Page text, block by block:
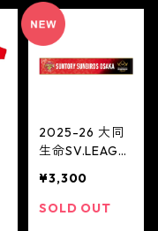
2025-26 大同
生命SV.LEAGU
HIP Finals タオ
ルマフラー(サ
¥3,300
SOLD OUT